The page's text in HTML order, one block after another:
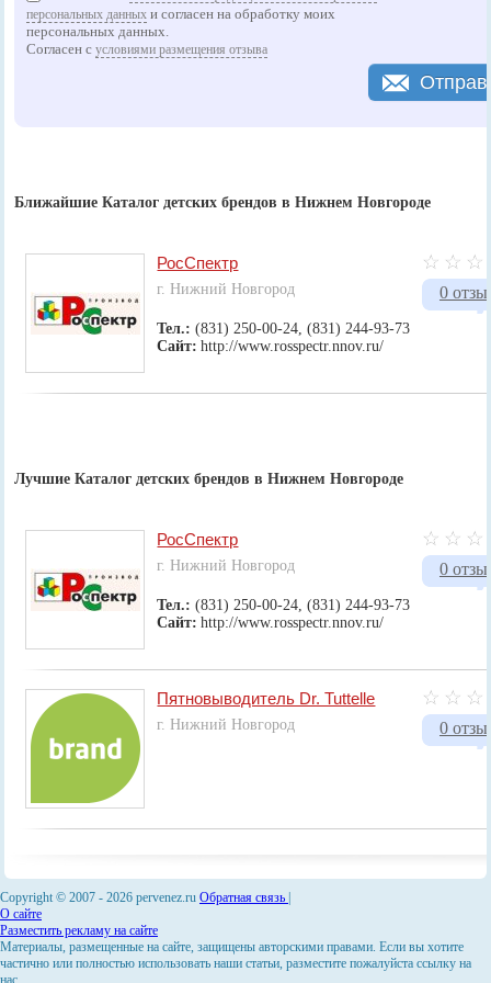
персональных данных и согласен на обработку моих
персональных данных.
Согласен сусловиями размещения отзыва
Ближайшие Каталог детских брендов в Нижнем Новгороде
0
РосСпектр
г. Нижний Новгород
Тел.:(831) 250-00-24, (831) 244-93-73
Сайт: http://www.rosspectr.nnov.ru/
Лучшие Каталог детских брендов в Нижнем Новгороде
0
РосСпектр
г. Нижний Новгород
Тел.:(831) 250-00-24, (831) 244-93-73
Сайт: http://www.rosspectr.nnov.ru/
0
Пятновыводитель Dr. Tuttelle
г. Нижний Новгород
Copyright © 2007 - 2026 pervenez.ru Обратная связь
О сайте
Разместить рекламу на сайте
Материалы, размещенные на сайте, защищены авторскими правами. Если вы хотите
частично или полностью использовать наши статьи, разместите пожалуйста ссылку на
нас.